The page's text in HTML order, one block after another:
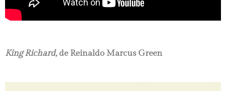
King Richard,de Reinaldo Marcus Green